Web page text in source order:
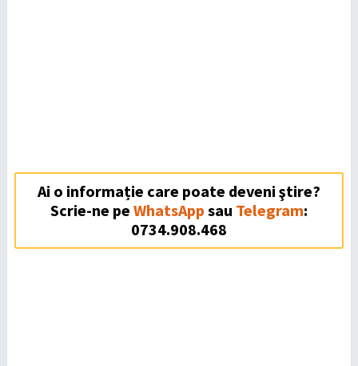
Ai o informație care poate deveni ştire?
Scrie-ne pe WhatsApp sau Telegram:
0734.908.468